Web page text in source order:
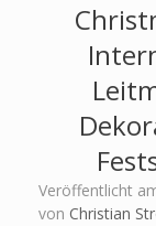
Veröffentlicht
von Christian